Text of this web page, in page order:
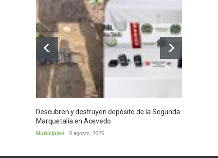
Descubren y destruyen depósito de la Segunda
Marquetalia en Acevedo
Municipios 8 agosto, 2026